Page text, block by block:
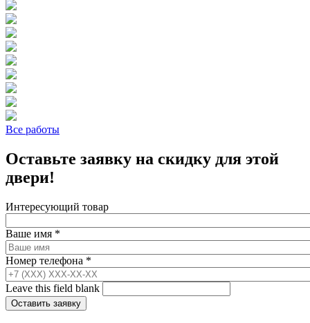
Все работы
Оставьте заявку на скидку для этой
двери!
Интересующий товар
Ваше имя *
Номер телефона *
Leave this field blank